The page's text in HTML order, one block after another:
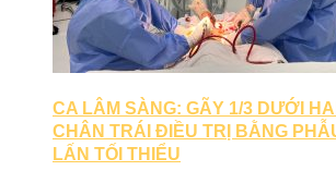
CA LÂM SÀNG: GÃY 1/3 DƯỚI
CHÂN TRÁI ĐIỀU TRỊ BẰNG
LẤN TỐI THIỂU